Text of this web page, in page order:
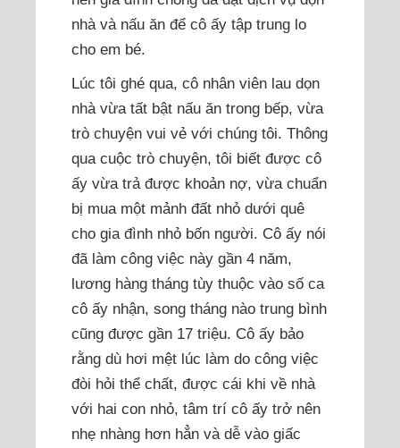
nhà và nấu ăn để cô ấy tập trung lo
cho em bé.
Lúc tôi ghé qua, cô nhân viên lau dọn
nhà vừa tất bật nấu ăn trong bếp, vừa
trò chuyện vui vẻ với chúng tôi. Thông
qua cuộc trò chuyện, tôi biết được cô
ấy vừa trả được khoản nợ, vừa chuẩn
bị mua một mảnh đất nhỏ dưới quê
cho gia đình nhỏ bốn người. Cô ấy nói
đã làm công việc này gần 4 năm,
lương hàng tháng tùy thuộc vào số ca
cô ấy nhận, song tháng nào trung bình
cũng được gần 17 triệu. Cô ấy bảo
rằng dù hơi mệt lúc làm do công việc
đòi hỏi thể chất, được cái khi về nhà
với hai con nhỏ, tâm trí cô ấy trở nên
nhẹ nhàng hơn hẳn và dễ vào giấc